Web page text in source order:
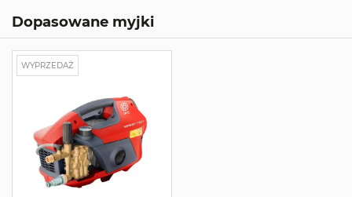
Dopasowane myjki
WYPRZEDAŻ